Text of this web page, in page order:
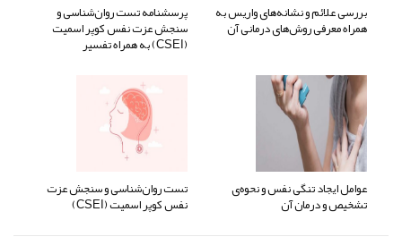
بررسی علائم و نشانه‌های واریس به
همراه معرفی روش‌های درمانی آن
پرسشنامه تست روان‌شناسی و
سنجش عزت نفس کوپر اسمیت
(CSEI) به همراه تفسیر
عوامل ایجاد تنگی نفس و نحوه‌ی
تشخیص و درمان آن
تست روان‌شناسی و سنجش عزت
نفس کوپر اسمیت (CSEI)